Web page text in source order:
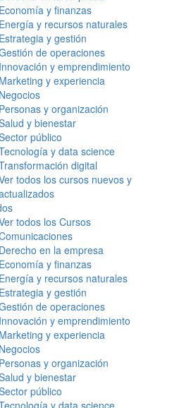
Economía y finanzas
Energía y recursos naturales
Estrategia y gestión
de operaciones
Innovación y emprendimiento
Marketing y experiencia
Negocios
Personas y organización
y bienestar
público
y data science
digital
todos los cursos nuevos y
todos los Cursos
Derecho en la empresa
Economía y finanzas
Energía y recursos naturales
Estrategia y gestión
de operaciones
Innovación y emprendimiento
Marketing y experiencia
Negocios
Personas y organización
y bienestar
público